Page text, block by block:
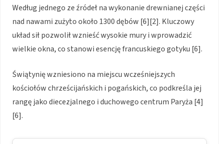
Według jednego ze źródeł na wykonanie drewnianej części
nad nawami zużyto około 1300 dębów [6][2]. Kluczowy
układ sił pozwolił wznieść wysokie mury i wprowadzić
wielkie okna, co stanowi esencję francuskiego gotyku [6].
Świątynię wzniesiono na miejscu wcześniejszych
kościołów chrześcijańskich i pogańskich, co podkreśla jej
rangę jako diecezjalnego i duchowego centrum Paryża [4]
[6].